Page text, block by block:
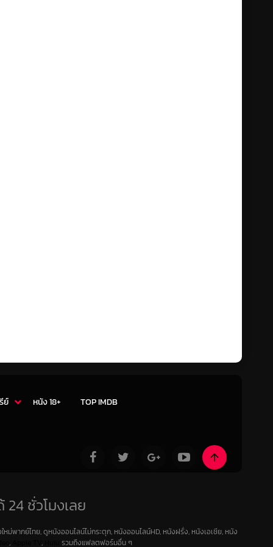
ย์ หนัง 18+ TOP IMDB
ชั่วโมงเลย
พากย์ไทย, ดูหนังออนไลน์ไม่กระตุก, หนังออนไลน์HD, หนังฝรั่ง, หนังเอเชีย, หนัง
, , รวมถึงแฟลตฟอร์มอื่น ๆ